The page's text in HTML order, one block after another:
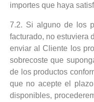
importes que haya
7.2. Si alguno de los
facturado, no estuviera
enviar al Cliente los
sobrecoste que
de los productos
que no acepte el
disponibles,